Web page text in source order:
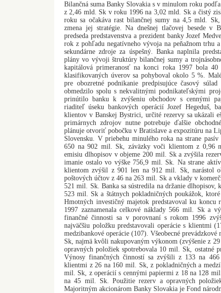
Bilančná suma Banky Slovakia s v minulom roku
z 2,46 mld. Sk v roku 1996 na 3,02 mld. Sk a čistý
roku sa očakáva rast bilančnej sumy na 4,5 mld.
zmena jej stratégie. Na dnešnej tlačovej besede v
predseda predstavenstva a prezident banky Jozef
rok z pohľadu negatívneho vývoja na peňažnom trhu
sekundárne zdroje za úspešný. Banka naplnila
plány vo vývoji štruktúry bilančnej sumy a
kapitálová primeranosť na konci roka 1997 bola
klasifikovaných úverov sa pohyboval okolo 5 %.
pre obozretné podnikanie predpisujúce časový
obmedzilo spolu s nekvalitnými podnikateľskými
prinútilo banku k zvýšeniu obchodov s cennými
riaditeľ úseku bankových operácií Jozef Hegeduš,
klientov v Banskej Bystrici, určité rezervy sa ukázali
primárnych zdrojov nutne potrebuje ďalšie
plánuje otvoriť pobočku v Bratislave a expozitúru na
Slovensku. V priebehu minulého roka na strane
650 na 902 mil. Sk, záväzky voči klientom z 0,96
emisiu dlhopisov v objeme 200 mil. Sk a zvýšila
imanie ostalo vo výške 756,9 mil. Sk. Na strane
klientom zvýšil z 901 len na 912 mil. Sk, narástol
poštových účtov z 46 na 263 mil. Sk a vklady v
521 mil. Sk. Banka sa sústredila na držanie dlhopisov,
523 mil. Sk a štátnych pokladničných poukážok,
Hmotných investičný majetok predstavoval ku
1997 zaznamenala celkové náklady 566 mil. Sk a
finančné činnosti sa v porovnaní s rokom 1996
najväčšiu položku predstavovali operácie s klientmi
medzibankové operácie (107). Všeobecné
Sk, najmä kvôli nakupovaným výkonom (zvýšenie z
opravných položiek spotrebovala 10 mil. Sk, ostatné
Výnosy finančných činností sa zvýšili z 133 na
klientmi z 26 na 160 mil. Sk, z pokladničných a
mil. Sk, z operácií s cennými papiermi z 18 na 128
na 45 mil. Sk. Použitie rezerv a opravných
Majoritným akcionárom Banky Slovakia je Fond